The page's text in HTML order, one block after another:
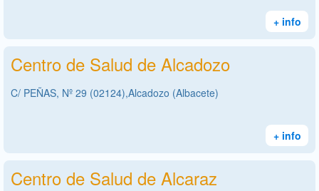
+ info
Centro de Salud de Alcadozo
C/ PEÑAS, Nº 29 (02124),Alcadozo (Albacete)
+ info
Centro de Salud de Alcaraz